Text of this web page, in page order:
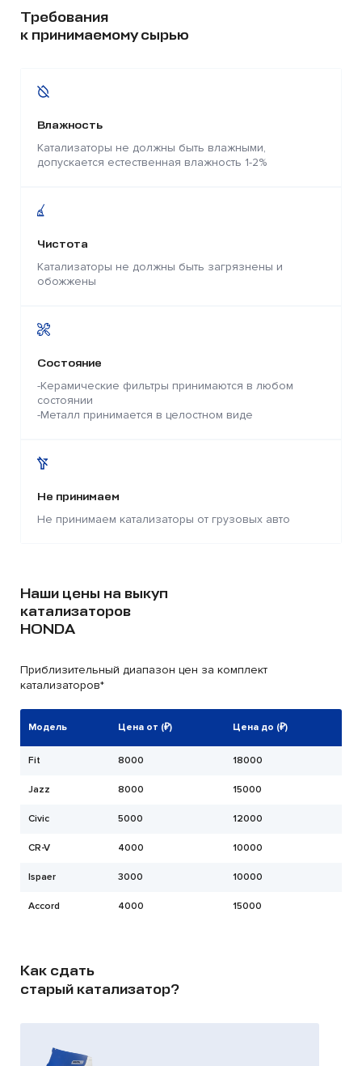
Требования
к принимаемому сырью
Влажность
Катализаторы не должны быть влажными,
допускается естественная влажность 1-2%
Чистота
Катализаторы не должны быть загрязнены и
обожжены
Состояние
-Керамические фильтры принимаются в любом
состоянии
-Металл принимается в целостном виде
Не принимаем
Не принимаем катализаторы от грузовых авто
Наши цены на выкуп
катализаторов
HONDA
Приблизительный диапазон цен за комплект
катализаторов*
Модель Цена от (₽) Цена до (₽)
Fit 8000 18000
Jazz 8000 15000
Civic 5000 12000
CR-V 4000 10000
Ispaer 3000 10000
Accord 4000 15000
Как сдать
старый катализатор?